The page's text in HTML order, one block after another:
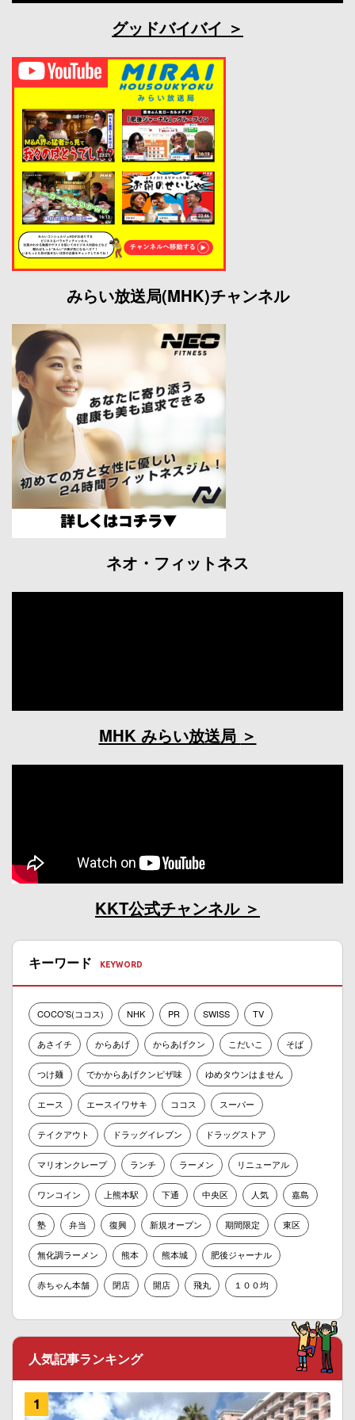
グッドバイバイ
みらい放送局(MHK)チャンネル
ネオ・フィットネス
MHK みらい放送局
KKT公式チャンネル
キーワード
COCO'S(ココス) NHK PR SWISS TV
あさイチ からあげ からあげクン こだいこ そば
つけ麺 でかからあげクンピザ味 ゆめタウンはません
エース エースイワサキ ココス スーパー
テイクアウト ドラッグイレブン ドラッグストア
マリオンクレープ ランチ ラーメン リニューアル
ワンコイン 上熊本駅 下通 中央区 人気 嘉島
塾 弁当 復興 新規オープン 期間限定 東区
無化調ラーメン 熊本 熊本城 肥後ジャーナル
赤ちゃん本舗 閉店 開店 飛丸 １００均
人気記事ランキング